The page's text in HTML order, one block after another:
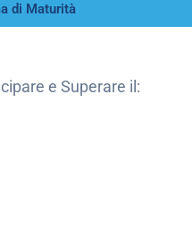
di Maturità
e Superare il: